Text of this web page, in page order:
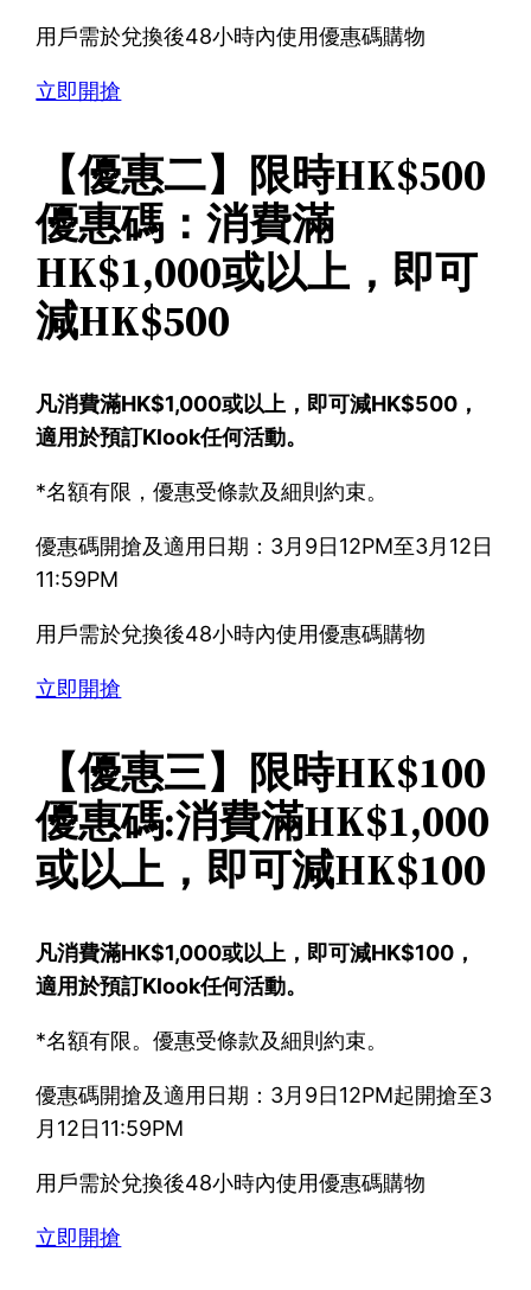
用戶需於兌換後48小時內使用優惠碼購物
立即開搶
【優惠二】限時HK$500
優惠碼：消費滿
HK$1,000或以上，即可
減HK$500
凡消費滿HK$1,000或以上，即可減HK$500，
適用於預訂Klook任何活動。
*名額有限，優惠受條款及細則約束。
優惠碼開搶及適用日期：3月9日12PM至3月12日
11:59PM
用戶需於兌換後48小時內使用優惠碼購物
立即開搶
【優惠三】限時HK$100
優惠碼:消費滿HK$1,000
或以上，即可減HK$100
凡消費滿HK$1,000或以上，即可減HK$100，
適用於預訂Klook任何活動。
*名額有限。優惠受條款及細則約束。
優惠碼開搶及適用日期：3月9日12PM起開搶至3
月12日11:59PM
用戶需於兌換後48小時內使用優惠碼購物
立即開搶